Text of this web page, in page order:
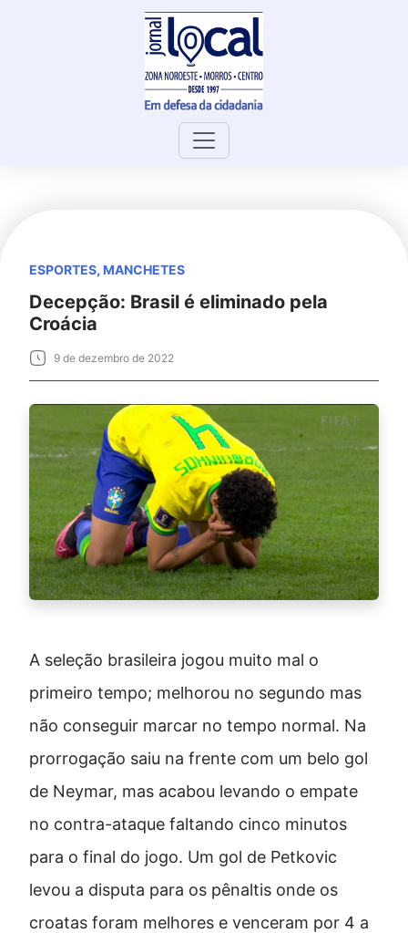
ESPORTES, MANCHETES
Decepção: Brasil é eliminado pela
Croácia
9 de dezembro de 2022
A seleção brasileira jogou muito mal o
primeiro tempo; melhorou no segundo mas
não conseguir marcar no tempo normal. Na
prorrogação saiu na frente com um belo gol
de Neymar, mas acabou levando o empate
no contra-ataque faltando cinco minutos
para o final do jogo. Um gol de Petkovic
levou a disputa para os pênaltis onde os
croatas foram melhores e venceram por 4 a